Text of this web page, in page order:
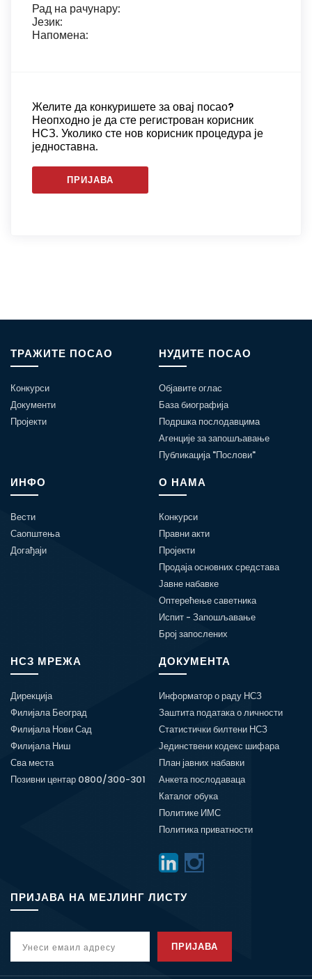
Рад на рачунару:
Језик:
Напомена:
Желите да конкуришете за овај посао?
Неопходно је да сте регистрован корисник
НСЗ. Уколико сте нов корисник процедура је
једноставна.
ПРИЈАВА
ТРАЖИТЕ ПОСАО
Конкурси
Документи
Пројекти
НУДИТЕ ПОСАО
Објавите оглас
База биографија
Подршка послодавцима
Агенције за запошљавање
Публикација "Послови"
ИНФО
Вести
Саопштења
Догађаји
О НАМА
Конкурси
Правни акти
Пројекти
Продаја основних средстава
Јавне набавке
Оптерећење саветника
Испит - Запошљавање
Број запослених
НСЗ МРЕЖА
Дирекција
Филијала Београд
Филијала Нови Сад
Филијала Ниш
Сва места
Позивни центар 0800/300-301
ДОКУМЕНТА
Информатор о раду НСЗ
Заштита података о личности
Статистички билтени НСЗ
Јединствени кодекс шифара
План јавних набавки
Анкета послодаваца
Каталог обука
Политике ИМС
Политика приватности
ПРИЈАВА НА МЕЈЛИНГ ЛИСТУ
ПРИЈАВА